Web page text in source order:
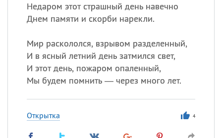
Недаром этот страшный день навечно
Днем памяти и скорби нарекли.
Мир раскололся, взрывом разделенный,
И в ясный летний день затмился свет,
И этот день, пожаром опаленный,
Мы будем помнить — через много лет.
Открытка 4